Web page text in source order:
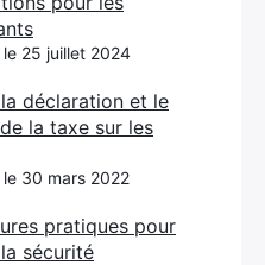
le 25 juillet 2024
déclaration et le
la taxe sur les
le 30 mars 2022
pratiques pour
sécurité